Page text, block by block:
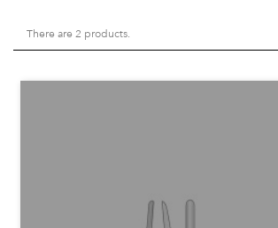
There are 2 products.